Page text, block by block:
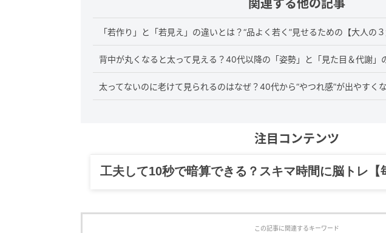
関連する他の記事
「若作り」と「若見え」の違いとは？“品よく若く”見せるための【大人の３
背中が丸くなると太って見える？40代以降の「姿勢」と「見た目＆代謝」
太ってないのに老けて見られるのはなぜ？40代から“やつれ感”が出やすく
注目コンテンツ
グルメ、ギャグ、子育て、旅行記……全部、読めま
この記事に関連するキーワード